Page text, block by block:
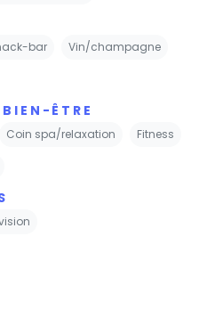
bar Vin/champagne
ÊTRE
Coin spa/relaxation Fitness